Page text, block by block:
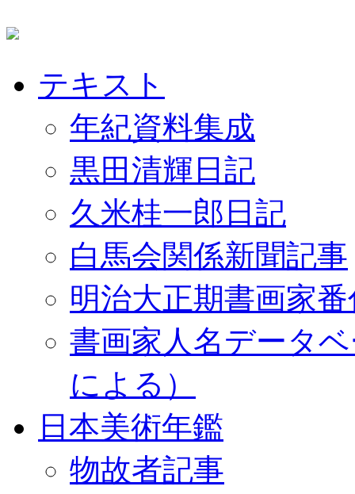
テキスト
年紀資料集成
黒田清輝日記
久米桂一郎日記
白馬会関係新聞記事
明治大正期書画家
書画家人名データ
による）
日本美術年鑑
物故者記事